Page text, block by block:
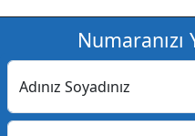
Numaranızı
Adınız Soyadınız